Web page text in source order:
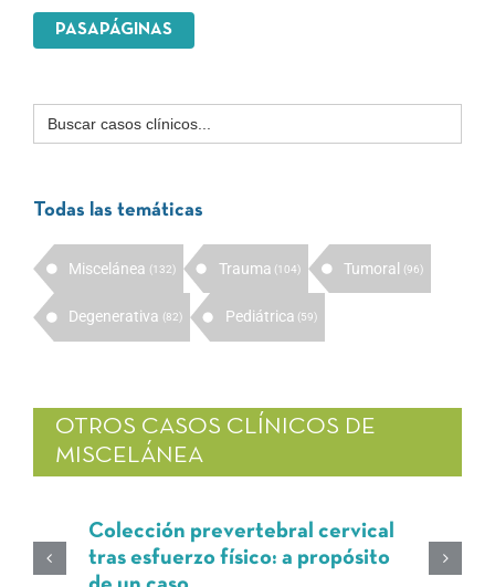
PASAPÁGINAS
Buscar:
Todas las temáticas
Miscelánea (132) Trauma (104) Tumoral (96)
Degenerativa (82) Pediátrica (59)
OTROS CASOS CLÍNICOS DE
MISCELÁNEA
Colección prevertebral cervical
tras esfuerzo físico: a propósito